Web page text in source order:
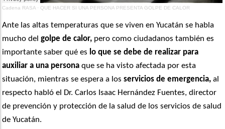
Cadena RASA ·QUE HACER SI UNA PERSONA PRESENTA GOLPE DE CALOR
Ante las altas temperaturas que se viven en Yucatán se habla
mucho delgolpe de calor, pero como ciudadanos también es
importante saber qué es lo que se debe de realizar para
auxiliar a una persona que se ha visto afectada por esta
situación, mientras se espera a los servicios de emergencia, al
respecto habló el Dr. Carlos Isaac Hernández Fuentes, director
de prevención y protección de la salud de los servicios de salud
de Yucatán.